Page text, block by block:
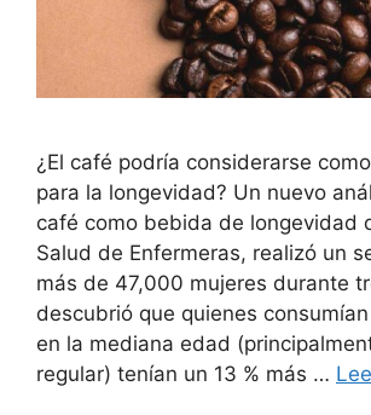
¿El café podría considerarse
para la longevidad? Un nuevo
café como bebida de longevidad
Salud de Enfermeras, realizó un
más de 47,000 mujeres durante
descubrió que quienes
en la mediana edad
regular) tenían un 13 % más …